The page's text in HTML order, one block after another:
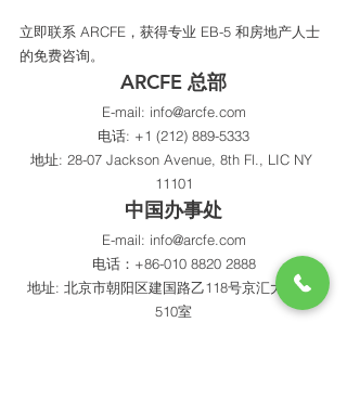
立即联系 ARCFE，获得专业 EB-5 和房地产人士
的免费咨询。
ARCFE 总部
E-mail: info@arcfe.com
电话: +1 (212) 889-5333
地址: 28-07 Jackson Avenue, 8th Fl., LIC NY
11101
中国办事处
E-mail: info@arcfe.com
电话：+86-010 8820 2888
地址: 北京市朝阳区建国路乙118号京汇大厦5层
510室